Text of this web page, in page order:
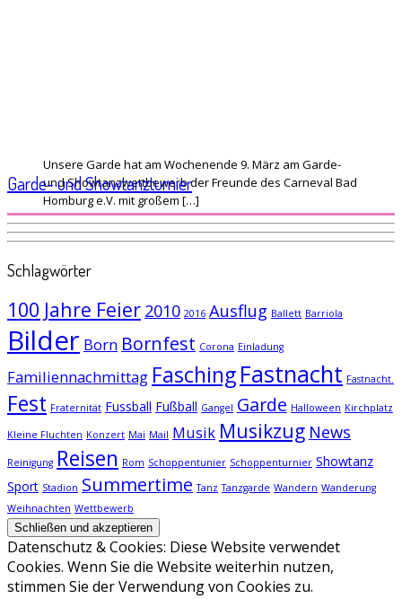
Unsere Garde hat am Wochenende 9. März am Garde-
und Showtanzwettbewerb der Freunde des Carneval Bad
Homburg e.V. mit großem […]
Garde- und Showtanzturnier
Schlagwörter
100 Jahre Feier 2010 2016 Ausflug Ballett Barriola
Bilder Born Bornfest Corona Einladung
Familiennachmittag FaschingFastnacht Fastnacht.
Fest Fraternität Fussball Fußball Gangel Garde Halloween Kirchplatz
Kleine Fluchten Konzert Mai Mail Musik Musikzug News
Reinigung Reisen Rom Schoppentunier Schoppenturnier Showtanz
Sport Stadion Summertime Tanz Tanzgarde Wandern Wanderung
Weihnachten Wettbewerb
Datenschutz & Cookies: Diese Website verwendet
Cookies. Wenn Sie die Website weiterhin nutzen,
stimmen Sie der Verwendung von Cookies zu.